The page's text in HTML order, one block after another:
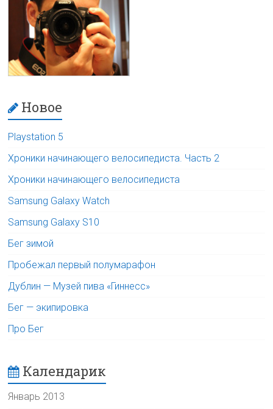
Новое
Playstation 5
Хроники начинающего велосипедиста. Часть 2
Хроники начинающего велосипедиста
Samsung Galaxy Watch
Samsung Galaxy S10
Бег зимой
Пробежал первый полумарафон
Дублин — Музей пива «Гиннесс»
Бег — экипировка
Про Бег
Календарик
Январь 2013